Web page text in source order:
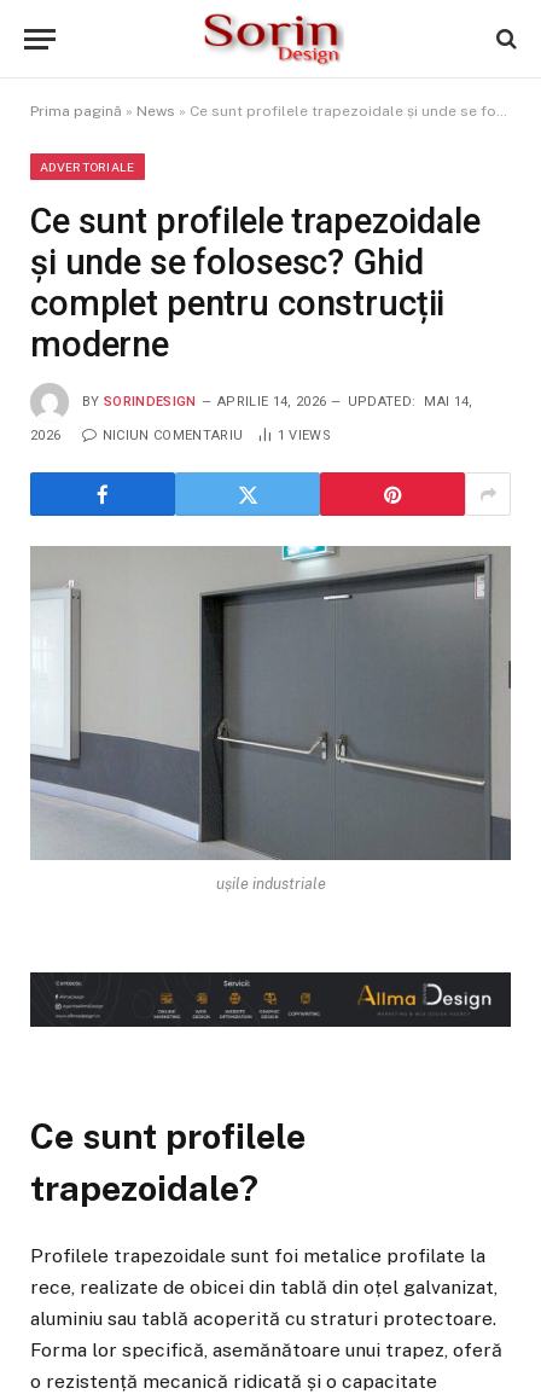
Prima pagină » News » Ce sunt profilele trapezoidale și unde se folosesc? Ghid complet pentru construcții moderne
ADVERTORIALE
Ce sunt profilele trapezoidale
și unde se folosesc? Ghid
complet pentru construcții
moderne
BY SORINDESIGN APRILIE 14, 2026 UPDATED: MAI 14,
2026 NICIUN COMENTARIU 1VIEWS
ușile industriale
Ce sunt profilele
trapezoidale?
Profilele trapezoidale sunt foi metalice profilate la
rece, realizate de obicei din tablă din oțel galvanizat,
aluminiu sau tablă acoperită cu straturi protectoare.
Forma lor specifică, asemănătoare unui trapez, oferă
o rezistență mecanică ridicată și o capacitate